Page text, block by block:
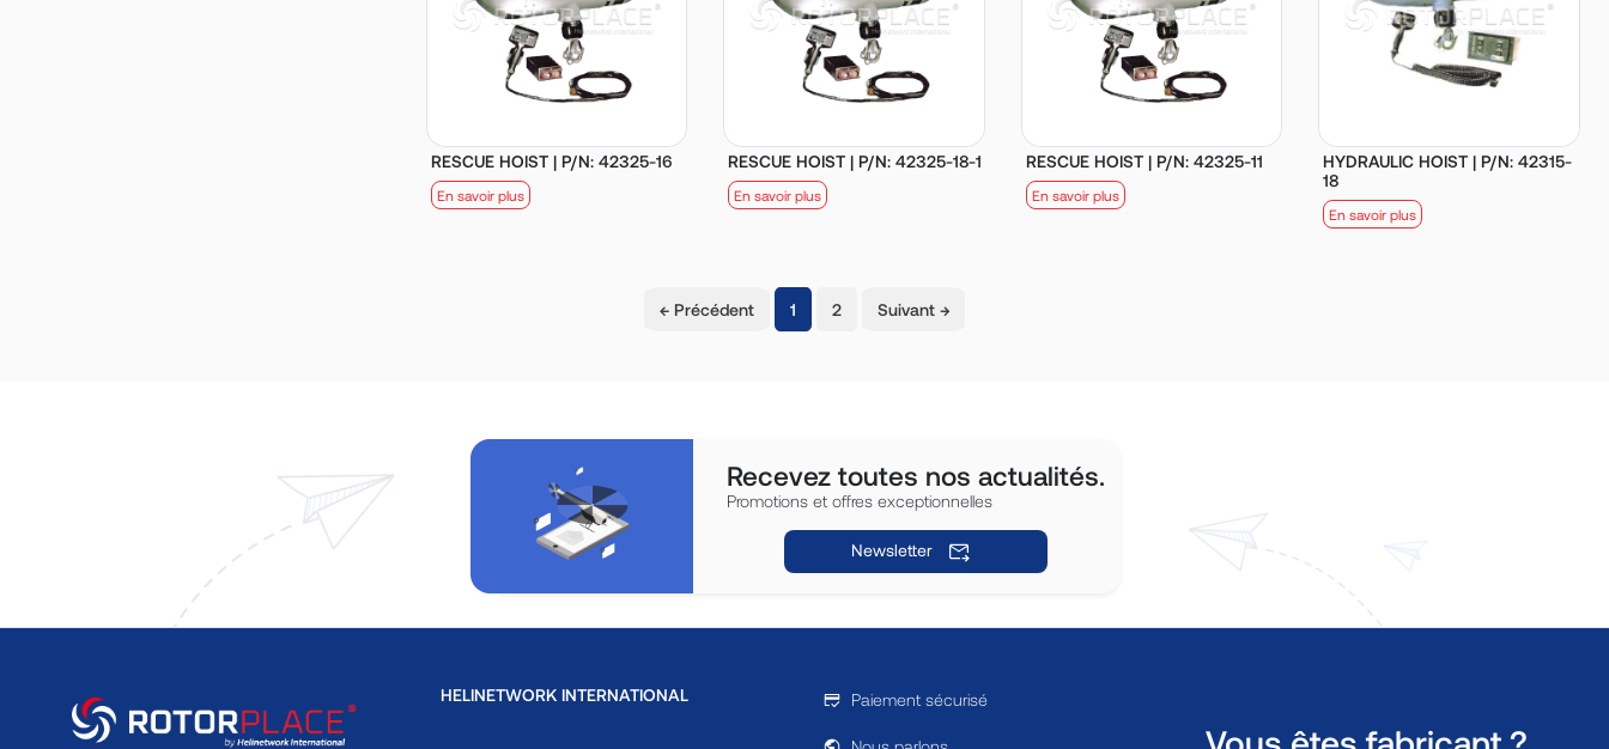
RESCUE HOIST | P/N: 42325-16
En savoir plus
RESCUE HOIST | P/N: 42325-18-1
En savoir plus
RESCUE HOIST | P/N: 42325-11
En savoir plus
HYDRAULIC HOIST | P/N: 42315-
18
En savoir plus
← Précédent 1 (current)
2 Suivant →
Recevez toutes nos actualités.
Promotions et offres exceptionnelles
Newsletter
HELINETWORK INTERNATIONAL Paiement sécurisé